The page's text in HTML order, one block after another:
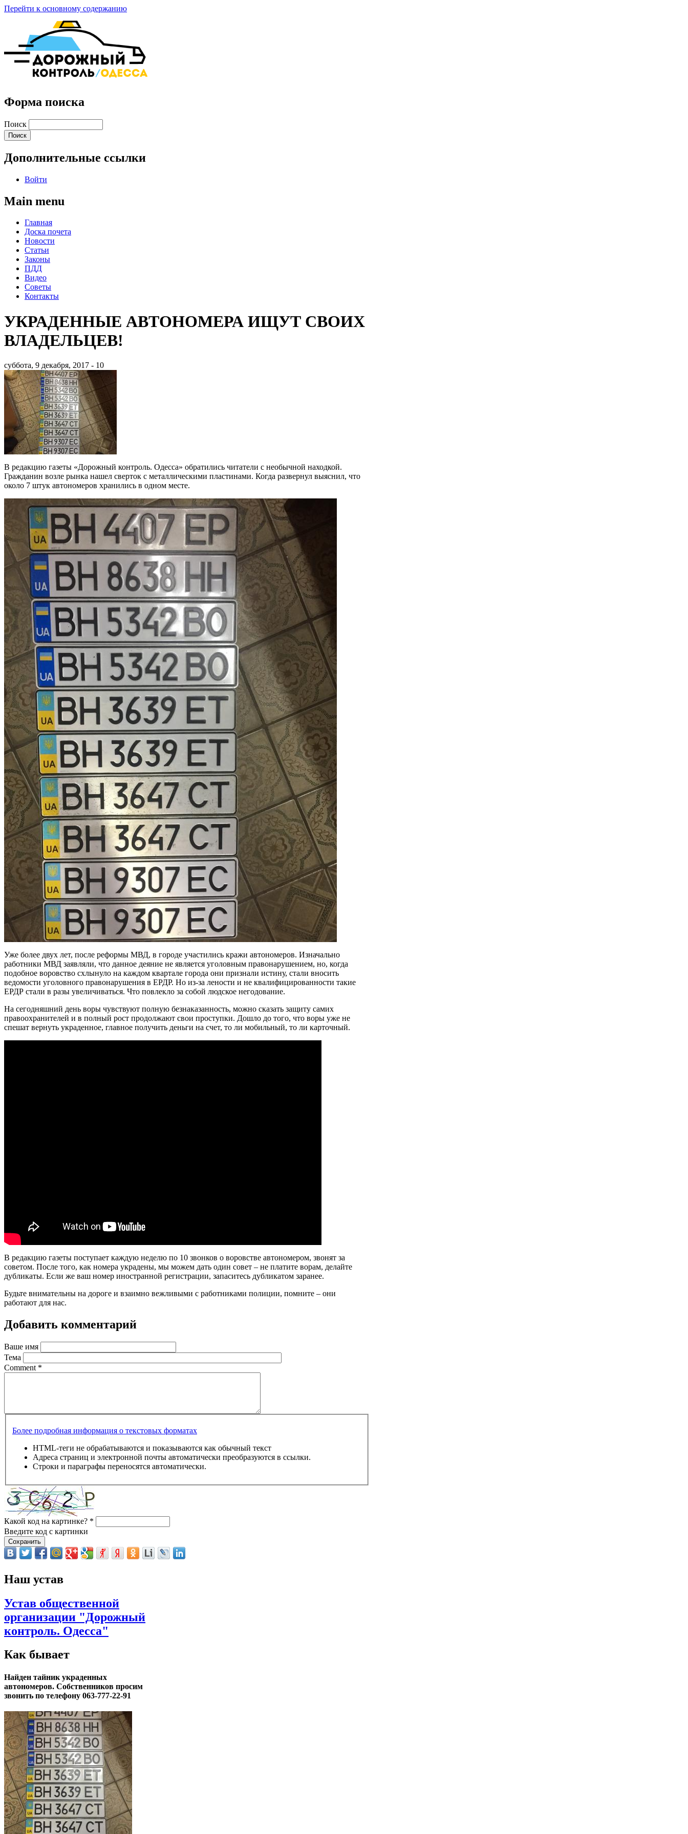
Перейти к основному содержанию
Форма поиска
Поиск
Дополнительные ссылки
Войти
Main menu
Главная
Доска почета
Новости
Статьи
Законы
ПДД
Видео
Советы
Контакты
УКРАДЕННЫЕ АВТОНОМЕРА ИЩУТ СВОИХ
ВЛАДЕЛЬЦЕВ!
суббота, 9 декабря, 2017 - 10
В редакцию газеты «Дорожный контроль. Одесса» обратились читатели с необычной находкой.
Гражданин возле рынка нашел сверток с металлическими пластинами. Когда развернул выяснил, что
около 7 штук автономеров хранились в одном месте.
Уже более двух лет, после реформы МВД, в городе участились кражи автономеров. Изначально
работники МВД заявляли, что данное деяние не является уголовным правонарушением, но, когда
подобное воровство схлынуло на каждом квартале города они признали истину, стали вносить
ведомости уголовного правонарушения в ЕРДР. Но из-за лености и не квалифицированности такие
ЕРДР стали в разы увеличиваться. Что повлекло за собой людское негодование.
На сегодняшний день воры чувствуют полную безнаказанность, можно сказать защиту самих
правоохранителей и в полный рост продолжают свои проступки. Дошло до того, что воры уже не
спешат вернуть украденное, главное получить деньги на счет, то ли мобильный, то ли карточный.
В редакцию газеты поступает каждую неделю по 10 звонков о воровстве автономером, звонят за
советом. После того, как номера украдены, мы можем дать один совет – не платите ворам, делайте
дубликаты. Если же ваш номер иностранной регистрации, запаситесь дубликатом заранее.
Будьте внимательны на дороге и взаимно вежливыми с работниками полиции, помните – они
работают для нас.
Добавить комментарий
Ваше имя
Тема
Comment *
Более подробная информация о текстовых форматах
HTML-теги не обрабатываются и показываются как обычный текст
Адреса страниц и электронной почты автоматически преобразуются в ссылки.
Строки и параграфы переносятся автоматически.
Какой код на картинке? *
Введите код с картинки
Наш устав
Устав общественной
организации "Дорожный
контроль. Одесса"
Как бывает
Найден тайник украденных
автономеров. Собственников просим
звонить по телефону 063-777-22-91